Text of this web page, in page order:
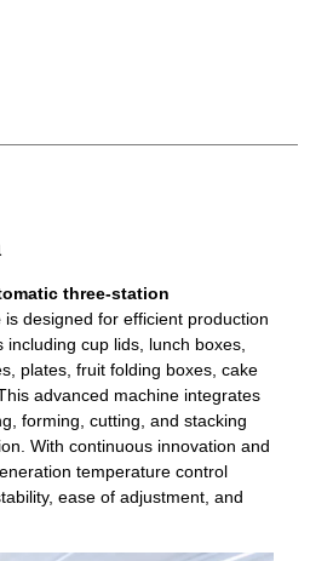
three-station
is designed for efficient production
cup lids, lunch boxes,
plates, fruit folding boxes, cake
advanced machine integrates
forming, cutting, and stacking
With continuous innovation and
temperature control
ease of adjustment, and